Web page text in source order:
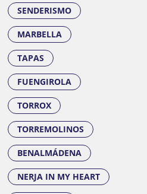
SENDERISMO
MARBELLA
TAPAS
FUENGIROLA
TORROX
TORREMOLINOS
BENALMÁDENA
NERJA IN MY HEART